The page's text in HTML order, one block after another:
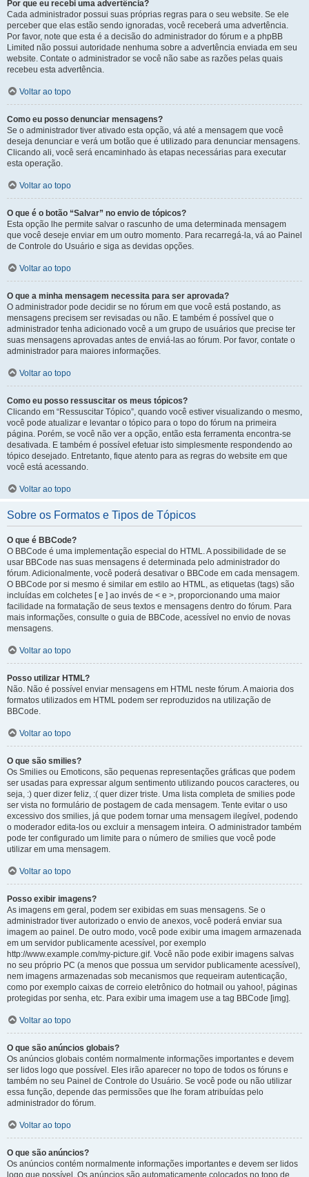
Por que eu recebi uma advertência?
Cada administrador possui suas próprias regras para o seu website. Se ele
perceber que elas estão sendo ignoradas, você receberá uma advertência.
Por favor, note que esta é a decisão do administrador do fórum e a phpBB
Limited não possui autoridade nenhuma sobre a advertência enviada em seu
website. Contate o administrador se você não sabe as razões pelas quais
recebeu esta advertência.
Voltar ao topo
Como eu posso denunciar mensagens?
Se o administrador tiver ativado esta opção, vá até a mensagem que você
deseja denunciar e verá um botão que é utilizado para denunciar mensagens.
Clicando ali, você será encaminhado às etapas necessárias para executar
esta operação.
Voltar ao topo
O que é o botão “Salvar” no envio de tópicos?
Esta opção lhe permite salvar o rascunho de uma determinada mensagem
que você deseje enviar em um outro momento. Para recarregá-la, vá ao Painel
de Controle do Usuário e siga as devidas opções.
Voltar ao topo
O que a minha mensagem necessita para ser aprovada?
O administrador pode decidir se no fórum em que você está postando, as
mensagens precisem ser revisadas ou não. E também é possível que o
administrador tenha adicionado você a um grupo de usuários que precise ter
suas mensagens aprovadas antes de enviá-las ao fórum. Por favor, contate o
administrador para maiores informações.
Voltar ao topo
Como eu posso ressuscitar os meus tópicos?
Clicando em “Ressuscitar Tópico”, quando você estiver visualizando o mesmo,
você pode atualizar e levantar o tópico para o topo do fórum na primeira
página. Porém, se você não ver a opção, então esta ferramenta encontra-se
desativada. E também é possível efetuar isto simplesmente respondendo ao
tópico desejado. Entretanto, fique atento para as regras do website em que
você está acessando.
Voltar ao topo
Sobre os Formatos e Tipos de Tópicos
O que é BBCode?
O BBCode é uma implementação especial do HTML. A possibilidade de se
usar BBCode nas suas mensagens é determinada pelo administrador do
fórum. Adicionalmente, você poderá desativar o BBCode em cada mensagem.
O BBCode por si mesmo é similar em estilo ao HTML, as etiquetas (tags) são
incluídas em colchetes [ e ] ao invés de < e >, proporcionando uma maior
facilidade na formatação de seus textos e mensagens dentro do fórum. Para
mais informações, consulte o guia de BBCode, acessível no envio de novas
mensagens.
Voltar ao topo
Posso utilizar HTML?
Não. Não é possível enviar mensagens em HTML neste fórum. A maioria dos
formatos utilizados em HTML podem ser reproduzidos na utilização de
BBCode.
Voltar ao topo
O que são smilies?
Os Smilies ou Emoticons, são pequenas representações gráficas que podem
ser usadas para expressar algum sentimento utilizando poucos caracteres, ou
seja, :) quer dizer feliz, :( quer dizer triste. Uma lista completa de smilies pode
ser vista no formulário de postagem de cada mensagem. Tente evitar o uso
excessivo dos smilies, já que podem tornar uma mensagem ilegível, podendo
o moderador edita-los ou excluir a mensagem inteira. O administrador também
pode ter configurado um limite para o número de smilies que você pode
utilizar em uma mensagem.
Voltar ao topo
Posso exibir imagens?
As imagens em geral, podem ser exibidas em suas mensagens. Se o
administrador tiver autorizado o envio de anexos, você poderá enviar sua
imagem ao painel. De outro modo, você pode exibir uma imagem armazenada
em um servidor publicamente acessível, por exemplo
http://www.example.com/my-picture.gif. Você não pode exibir imagens salvas
no seu próprio PC (a menos que possua um servidor publicamente acessível),
nem imagens armazenadas sob mecanismos que requeiram autenticação,
como por exemplo caixas de correio eletrônico do hotmail ou yahoo!, páginas
protegidas por senha, etc. Para exibir uma imagem use a tag BBCode [img].
Voltar ao topo
O que são anúncios globais?
Os anúncios globais contém normalmente informações importantes e devem
ser lidos logo que possível. Eles irão aparecer no topo de todos os fóruns e
também no seu Painel de Controle do Usuário. Se você pode ou não utilizar
essa função, depende das permissões que lhe foram atribuídas pelo
administrador do fórum.
Voltar ao topo
O que são anúncios?
Os anúncios contém normalmente informações importantes e devem ser lidos
logo que possível. Os anúncios são automaticamente colocados no topo de